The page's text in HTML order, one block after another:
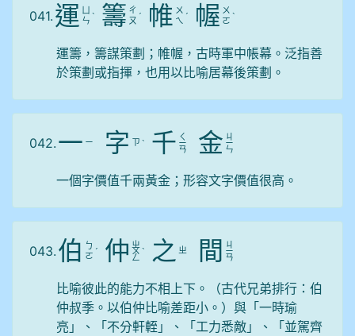
041. 運 ㄣ ˋ 籌 ㄔ
ㄡ ˊ 帷 ㄨ
ㄟ ˊ 幄 ㄨ
ㄛ ˋ
運籌，籌謀策劃；帷幄，古時軍中帳幕。泛指善
於策劃或指揮，也用以比喻居幕後策劃。
042. 一 ㄧ 字 ㄗ ˋ 千 ㄑ
ㄧ
ㄢ 金 ㄐ
ㄧ
ㄣ
一個字價值千兩黃金；形容文字價值很高。
043. 伯 ㄅ
ㄛ ˊ 仲 ㄓ
ㄨ
ㄥ
ˋ 之 ㄓ 間 ㄐ
ㄧ
ㄢ
比喻彼此的能力不相上下。（古代兄弟排行：伯
仲叔季。以伯仲比喻差距小。）與「一時瑜
亮」、「不分軒輊」、「工力悉敵」、「並駕齊